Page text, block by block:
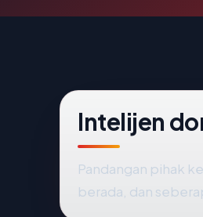
Intelijen
Pandangan pihak
berada, dan